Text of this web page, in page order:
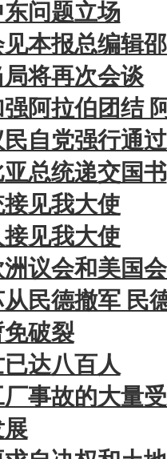
问题立场
见本报总编辑
将再次会谈
阿拉伯团结
自党强行通
总统递交国书
见我大使
见我大使
议会和美国
民德撤军 民
破裂
达八百人
事故的大量